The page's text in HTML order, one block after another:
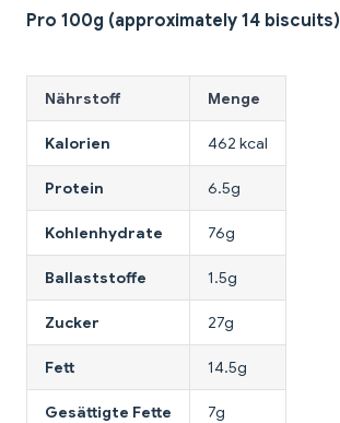
Pro 100g (approximately 14 biscuits)
Nährstoff Menge
Kalorien 462 kcal
Protein 6.5g
Kohlenhydrate 76g
Ballaststoffe 1.5g
Zucker 27g
Fett 14.5g
Gesättigte Fette 7g